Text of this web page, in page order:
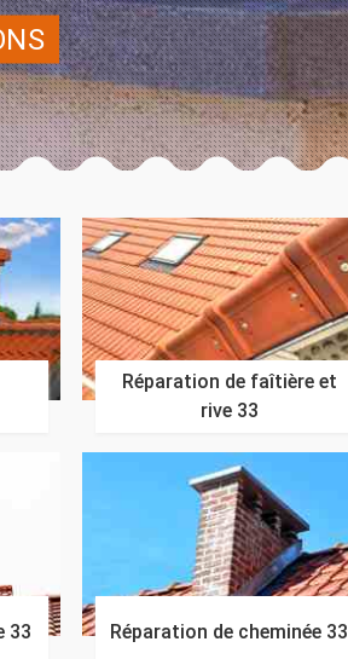
Réparation de faîtière et
rive 33
33 Réparation de cheminée 33